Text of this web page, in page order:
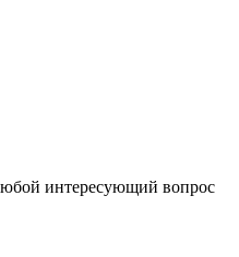
интересующий вопрос